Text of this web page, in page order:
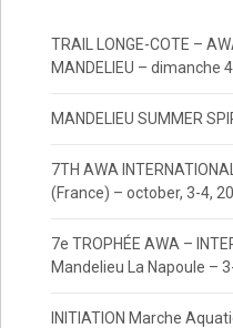
TRAIL LONGE-COTE –
MANDELIEU – dimanche
MANDELIEU SUMMER
7TH AWA
(France) – october, 3-4,
7e TROPHÉE AWA –
Mandelieu La Napoule –
INITIATION Marche